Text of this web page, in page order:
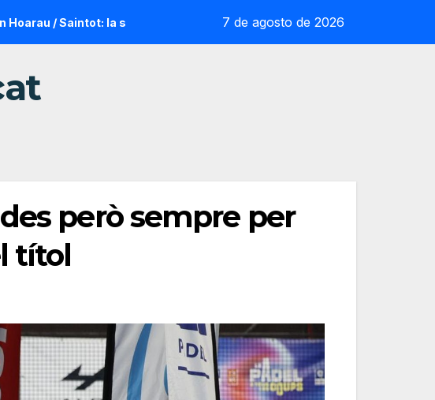
la sorpresa reoliana que desafia la cap de sèrie 1 Andrea Ustero
7 de agosto de 2026
però sempre per
títol